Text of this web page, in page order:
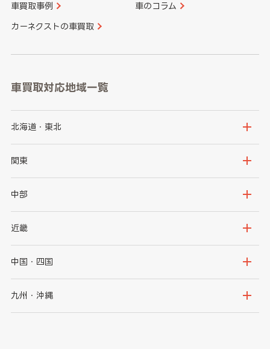
車買取事例 車のコラム
カーネクストの車買取
車買取対応地域一覧
北海道・東北
北海道
岩手県
秋田県
関東
茨城県
群馬県
千葉県
中部
新潟県
石川県
山梨県
近畿
大阪府
京都府
中国・四国
鳥取県
九州・沖縄